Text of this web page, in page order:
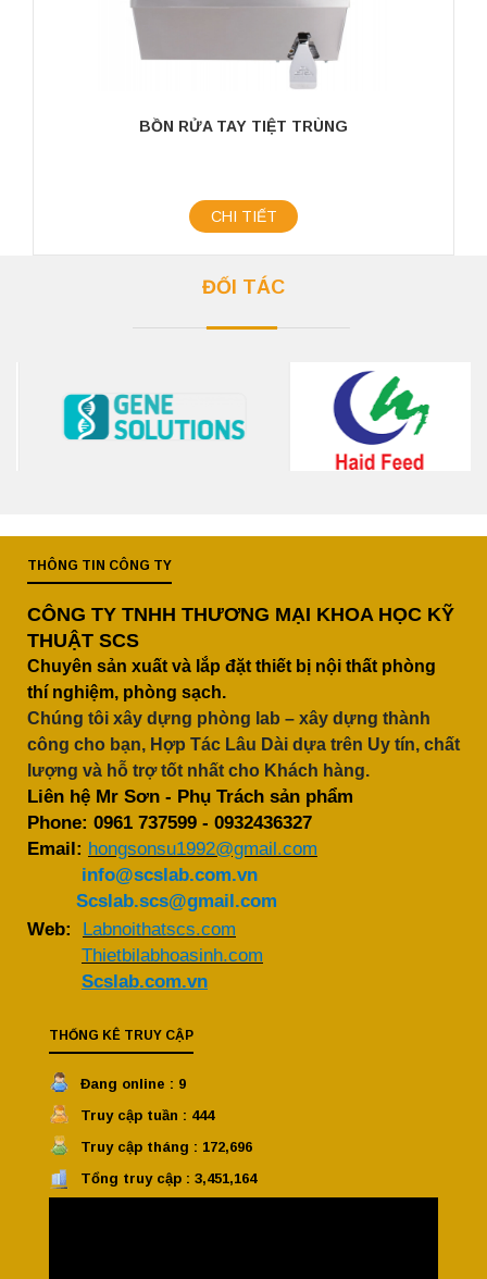
BỒN RỬA TAY TIỆT TRÙNG
CHI TIẾT
ĐỐI TÁC
THÔNG TIN CÔNG TY
CÔNG TY TNHH THƯƠNG MẠI KHOA HỌC KỸ
THUẬT SCS
Chuyên sản xuất và lắp đặt thiết bị nội thất phòng
thí nghiệm, phòng sạch.
Chúng tôi xây dựng phòng lab – xây dựng thành
công cho bạn, Hợp Tác Lâu Dài dựa trên Uy tín, chất
lượng và hỗ trợ tốt nhất cho Khách hàng.
Liên hệ Mr Sơn - Phụ Trách sản phẩm
Phone: 0961 737599 - 0932436327
Email: hongsonsu1992@gmail.com
info@scslab.com.vn
Scslab.scs@gmail.com
Web:
Labnoithatscs.com
Thietbilabhoasinh.com
Scslab.com.vn
THỐNG KÊ TRUY CẬP
Đang online : 9
Truy cập tuần : 444
Truy cập tháng : 172,696
Tổng truy cập : 3,451,164